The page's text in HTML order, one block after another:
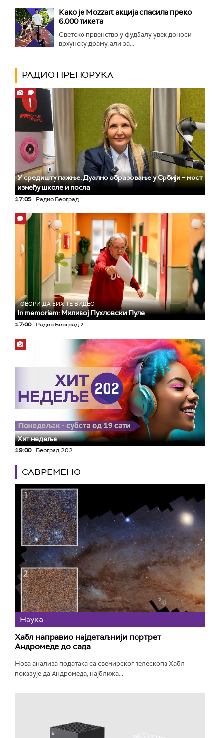
Како је Mozzart акција спасила преко
6.000 тикета
Светско првенство у фудбалу увек доноси
врхунску драму, али за...
РАДИО ПРЕПОРУКА
У средишту пажње: Дуално образовање у Србији – мост
између школе и посла
17:05 Радио Београд 1
ГОВОРИ ДА БИХ ТЕ ВИДЕО
In memoriam: Миливој Пухловски Пуле
17:00 Радио Београд 2
Хит недеље
19:00 Београд 202
САВРЕМЕНО
Наука
Хабл направио најдетаљнији портрет
Андромеде до сада
Нова анализа података са свемирског телескопа Хабл
показује да Андромеда, најближа...